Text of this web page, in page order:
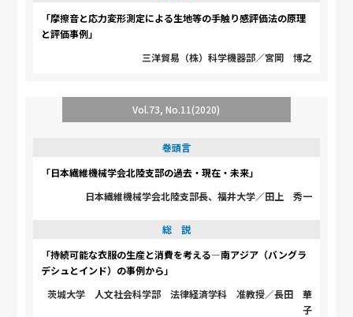
「摩擦音と応力変形測定による生地等の手触り感評価法の原理
と評価事例」
三洋貿易（株）科学機器部／宮岡 博之
Vol.73, No.11(2020)
巻頭言
「日本繊維機械学会北陸支部の過去・現在・未来」
日本繊維機械学会北陸支部長、福井大学／田上 秀一
総 説
「持続可能な衣服の生産と消費を考える―南アジア（バングラ
デシュとインド）の事例から」
茨城大学 人文社会科学部 法律経済学科 准教授／長田 華
子